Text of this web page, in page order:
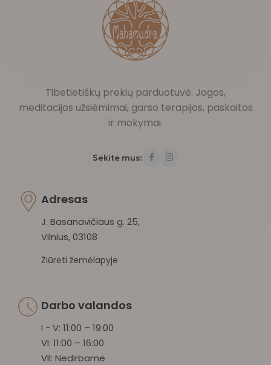
Tibetietiškų prekių parduotuvė. Jogos,
meditacijos užsiėmimai, garso terapijos, paskaitos
ir mokymai.
Sekite mus:
Adresas
J. Basanavičiaus g. 25,
Vilnius, 03108
Žiūrėti žemėlapyje
Darbo valandos
I - V: 11:00 – 19:00
VI: 11:00 – 16:00
VII: Nedirbame